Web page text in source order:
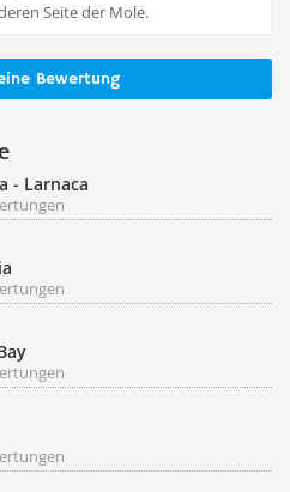
Seite der Mole.
Bewertung
- Larnaca